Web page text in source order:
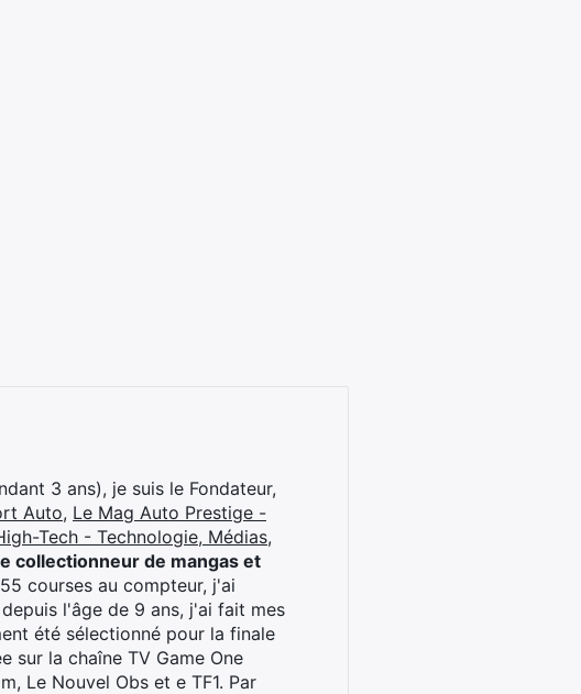
3 ans), je suis le Fondateur,
Auto, Le Mag Auto Prestige -
Tech - Technologie, Médias,
collectionneur de mangas et
courses au compteur, j'ai
l'âge de 9 ans, j'ai fait mes
été sélectionné pour la finale
sur la chaîne TV Game One
Le Nouvel Obs et e TF1. Par